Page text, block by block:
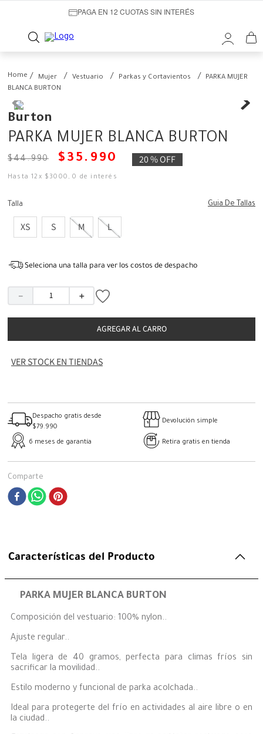
PAGA EN 12 CUOTAS SIN INTERÉS
Mujer Vestuario Parkas y Cortavientos
PARKA MUJER
BLANCA BURTON
Burton
PARKA MUJER BLANCA BURTON
$44.990 $ 35 . 990 20 %OFF
Hasta12 x $ 3000 ,0 de interés
Talla Guia De Tallas
XS S M L
Seleciona una talla para ver los costos de despacho
＋
－
AGREGAR AL CARRO
VER STOCK EN TIENDAS
Despacho gratis desde
$79.990
Devolución simple
6 meses de garantía Retira gratis en tienda
Comparte
Características del Producto
PARKA MUJER BLANCA BURTON
Composición del vestuario: 100% nylon..
Ajuste regular..
Tela ligera de 40 gramos, perfecta para climas fríos sin
sacrificar la movilidad..
Estilo moderno y funcional de parka acolchada..
Ideal para protegerte del frío en actividades al aire libre o en
la ciudad..